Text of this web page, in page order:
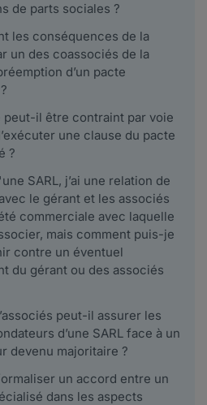
de parts sociales ?
les conséquences de la
un des coassociés de la
d’un pacte
peut-il être contraint par voie
une clause du pacte
?
SARL, j’ai une relation de
le gérant et les associés
commerciale avec laquelle
mais comment puis-je
contre un éventuel
du gérant ou des associés
peut-il assurer les
d’une SARL face à un
devenu majoritaire ?
un accord entre un
dans les aspects